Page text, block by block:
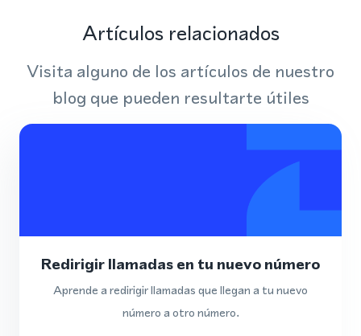
Artículos relacionados
Visita alguno de los artículos de nuestro
blog que pueden resultarte útiles
Redirigir llamadas en tu nuevo número
Aprende a redirigir llamadas que llegan a tu nuevo
número a otro número.